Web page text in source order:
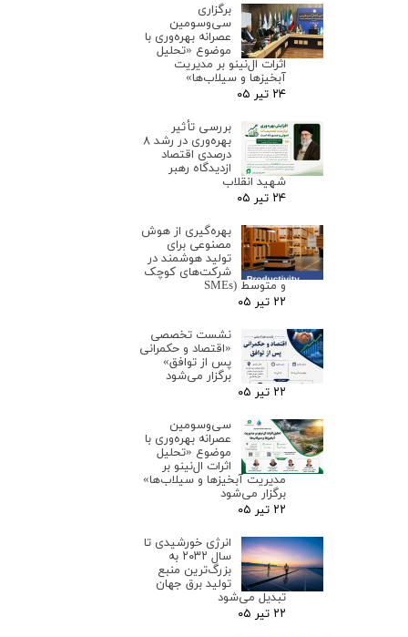
برگزاری
سی‌وسومین
عصرانه بهره‌وری با
موضوع «تحلیل
اثرات ال‌نینو بر مدیریت
آبخیزها و سیلاب‌ها»
۲۴ تیر ۰۵
بررسی تأثیر
بهره‌وری در رشد ۸
درصدی اقتصاد
ازدیدگاه رهبر
شهید انقلاب
۲۴ تیر ۰۵
بهره‌گیری از هوش
مصنوعی برای
تولید هوشمند در
شرکت‌های کوچک
و متوسط (SMEs
۲۲ تیر ۰۵
نشست تخصصی
«اقتصاد و حکمرانی
پس از توافق»
برگزار می‌شود
۲۲ تیر ۰۵
سی‌وسومین
عصرانه بهره‌وری با
موضوع «تحلیل
اثرات ال‌نینو بر
مدیریت آبخیزها و سیلاب‌ها»
برگزار می‌شود
۲۲ تیر ۰۵
انرژی خورشیدی تا
سال ۲۰۳۲ به
بزرگ‌ترین منبع
تولید برق جهان
تبدیل می‌شود
۲۲ تیر ۰۵